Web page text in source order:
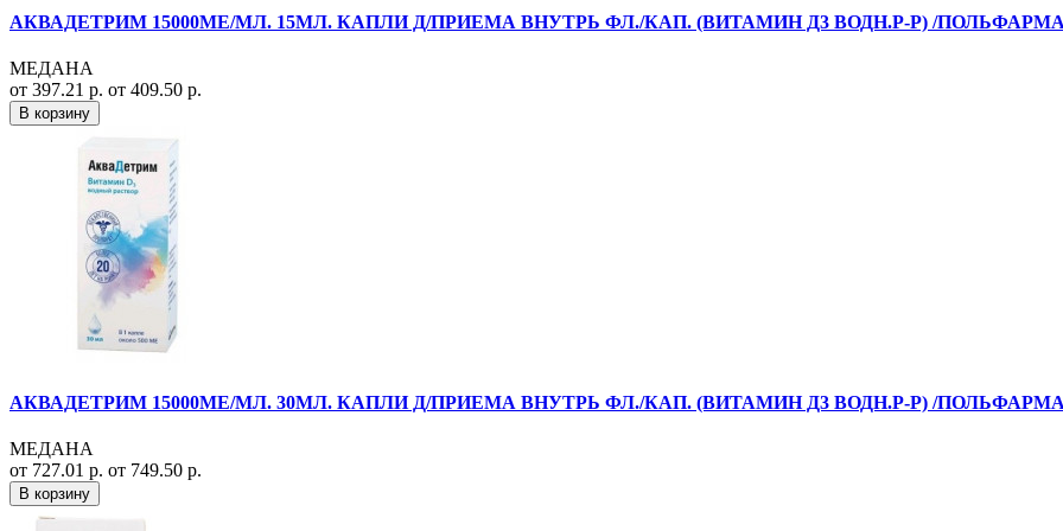
АКВАДЕТРИМ 15000МЕ/МЛ. 15МЛ. КАПЛИ Д/ПРИЕМА ВНУТРЬ ФЛ./КАП. (ВИТАМИН Д3 ВОДН.Р-Р) /
МЕДАНА
от 397.21 р. от 409.50 р.
В корзину
АКВАДЕТРИМ 15000МЕ/МЛ. 30МЛ. КАПЛИ Д/ПРИЕМА ВНУТРЬ ФЛ./КАП. (ВИТАМИН Д3 ВОДН.Р-Р) /
МЕДАНА
от 727.01 р. от 749.50 р.
В корзину